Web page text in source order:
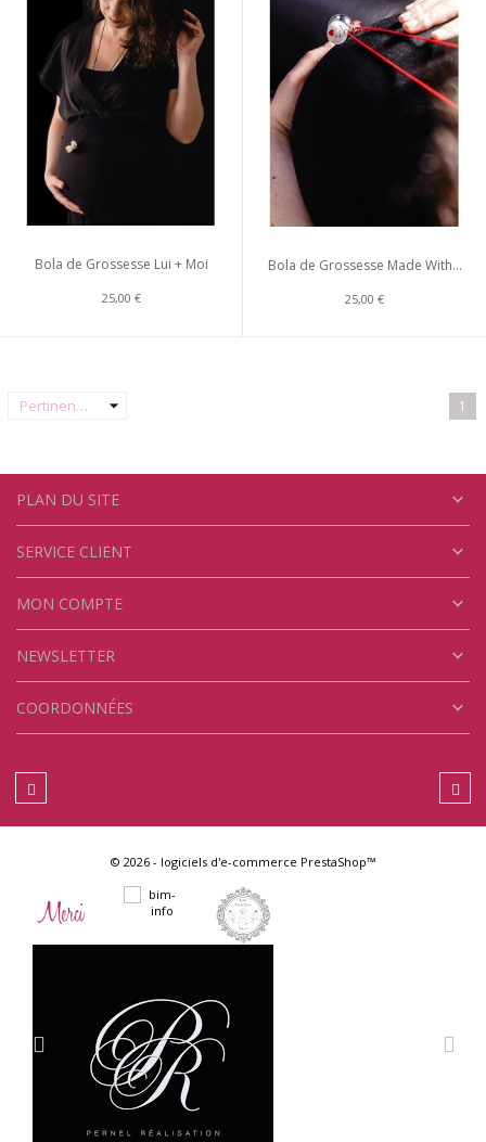
Bola de Grossesse Lui + Moi
25,00 €
Bola de Grossesse Made With...
25,00 €
Pertinence arrow_drop_down 1
PLAN DU SITE 
SERVICE CLIENT 
MON COMPTE 
NEWSLETTER 
COORDONNÉES 
© 2026 - logiciels d'e-commerce PrestaShop™